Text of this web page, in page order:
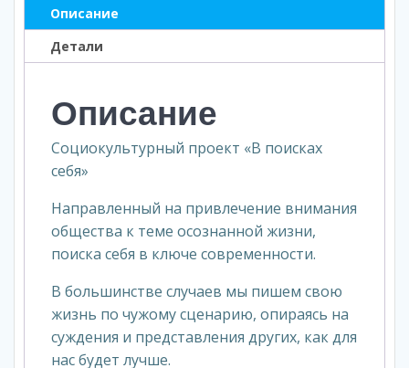
Описание
Детали
Описание
Социокультурный проект «В поисках
себя»
Направленный на привлечение внимания
общества к теме осознанной жизни,
поиска себя в ключе современности.
В большинстве случаев мы пишем свою
жизнь по чужому сценарию, опираясь на
суждения и представления других, как для
нас будет лучше.